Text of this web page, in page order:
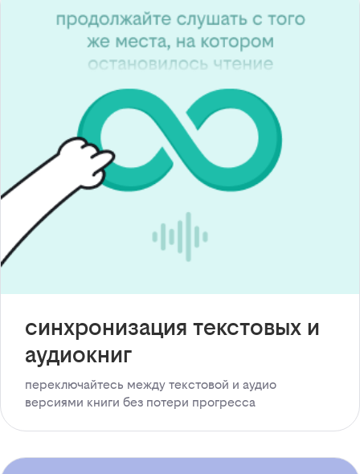
синхронизация текстовых и
аудиокниг
переключайтесь между текстовой и аудио
версиями книги без потери прогресса